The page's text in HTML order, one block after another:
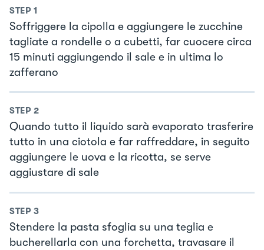
STEP 1
Soffriggere la cipolla e aggiungere le zucchine
tagliate a rondelle o a cubetti, far cuocere circa
15 minuti aggiungendo il sale e in ultima lo
zafferano
STEP 2
Quando tutto il liquido sarà evaporato trasferire
tutto in una ciotola e far raffreddare, in seguito
aggiungere le uova e la ricotta, se serve
aggiustare di sale
STEP 3
Stendere la pasta sfoglia su una teglia e
bucherellarla con una forchetta, travasare il